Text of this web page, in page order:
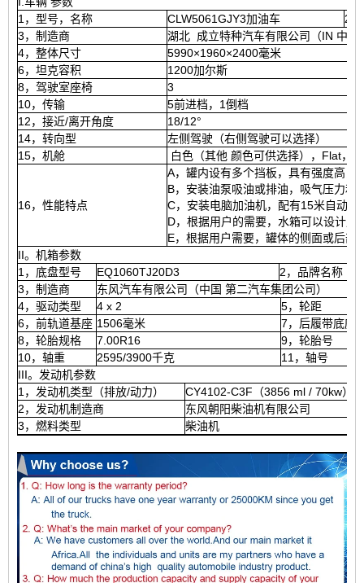
1，型号，名称
CLW5061GJY3加油车
2
3，制造商
湖北 成立特种汽车有限公司（IN 中国
4，整体尺寸
5990×1960×2400毫米
6，坦克容积
1200加尔斯
8，驾驶室座椅
3
10，传输
5前进档，1倒档
12，接近/离开角度
18/12°
14，转向型
左侧驾驶（右侧驾驶可以选择）
15，机舱
白色（其他 颜色可供选择），Flat，
16，性能特点
A，罐内设有多个挡板，具有强度高，
B，安装油泵吸油或排油，吸气压力和
C，安装电脑加油机，配有15米自动
D，根据用户的需要，水箱可以设计
E，根据用户需要，罐体的侧面或后部
II。机箱参数
1，底盘型号
EQ1060TJ20D3
2，品牌名称
3，制造商
东风汽车有限公司（中国 第二汽车集团公司）
4，驱动类型
4 x 2
5，轮距
6，前轨道基座 1506毫米
7，后履带底座
8，轮胎规格
7.00R16
9，轮胎号
10，轴重
2595/3900千克
11，轴号
III。发动机参数
1，发动机类型（排放/动力）
CY4102-C3F（3856 ml / 70kw）
2，发动机制造商
东风朝阳柴油机有限公司
3，燃料类型
柴油机